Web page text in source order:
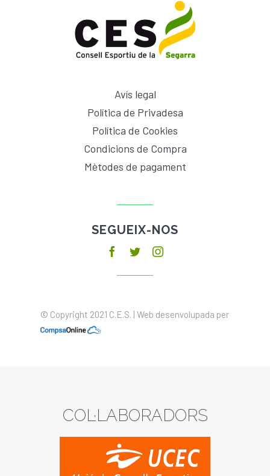
Avís legal
Política de Privadesa
Política de Cookies
Condicions de Compra
Mètodes de pagament
SEGUEIX-NOS
© Copyright 2021 C.E.S. | Web desenvolupada per
COL·LABORADORS